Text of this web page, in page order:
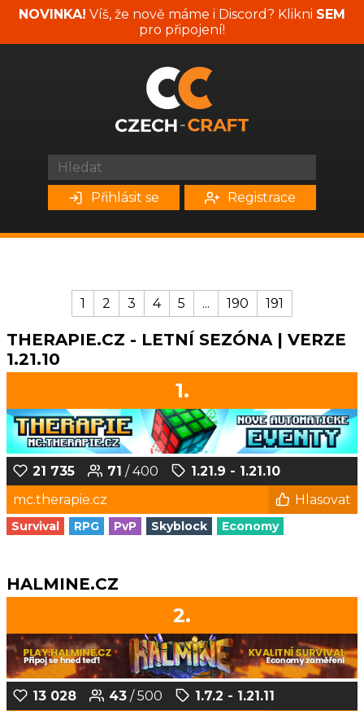
NOVINKA! Víš, že nově máme i Discord? Klikni SEM
pro připojení!
Přihlásit se Registrace
1 2 3 4 5 ... 190 191
THERAPIE.CZ - LETNÍ SEZÓNA | VERZE
1.21.10
1.
21 735 71 / 400
1.21.9 - 1.21.10
mc.therapie.cz
Hlasovat
Survival RPG PvP Skyblock Economy
HALMINE.CZ
2.
13 028 43 / 500
1.7.2 - 1.21.11